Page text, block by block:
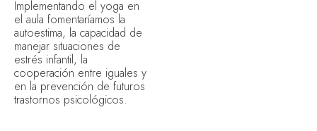
Implementando el yoga en
el aula fomentaríamos la
autoestima, la capacidad de
manejar situaciones de
estrés infantil, la
cooperación entre iguales y
en la prevención de futuros
trastornos psicológicos.